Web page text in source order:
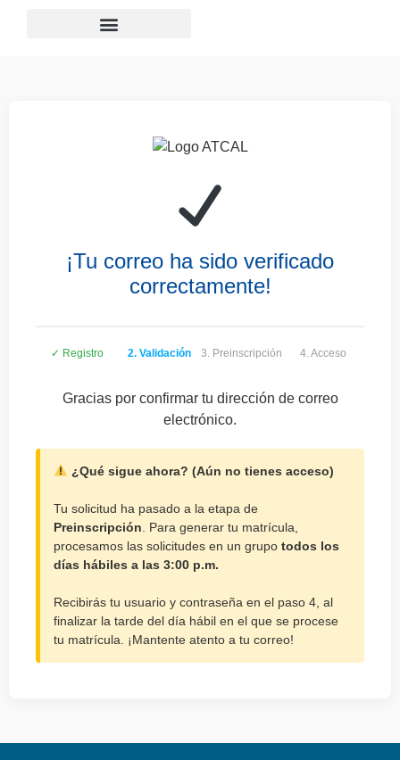
¡Tu correo ha sido verificado
correctamente!
✓ Registro 2. Validación 3. Preinscripción 4. Acceso
Gracias por confirmar tu dirección de correo
electrónico.
¿Qué sigue ahora? (Aún no tienes acceso)
Tu solicitud ha pasado a la etapa de
Preinscripción . Para generar tu matrícula,
procesamos las solicitudes en un grupo todos los
días hábiles a las 3:00 p.m.
Recibirás tu usuario y contraseña en el paso 4, al
finalizar la tarde del día hábil en el que se procese
tu matrícula. ¡Mantente atento a tu correo!